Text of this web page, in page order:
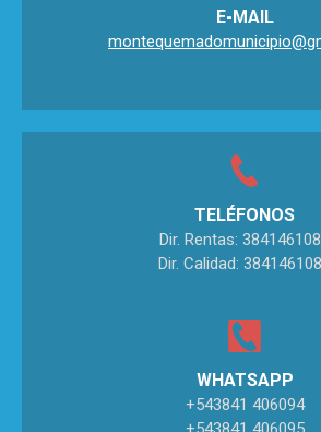
E-MAIL
TELÉFONOS
Dir. Rentas:
Dir. Calidad:
WHATSAPP
+543841 406094